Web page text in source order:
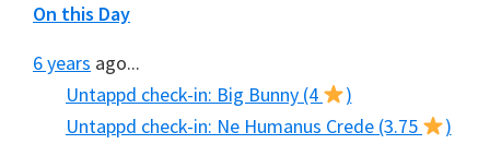
On this Day
6 years ago...
Untappd check-in: Big Bunny (4
)
Untappd check-in: Ne Humanus Crede (3.75
)